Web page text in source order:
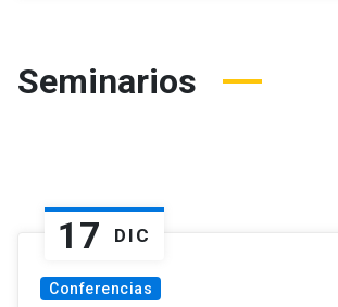
Seminarios
17 DIC
Conferencias